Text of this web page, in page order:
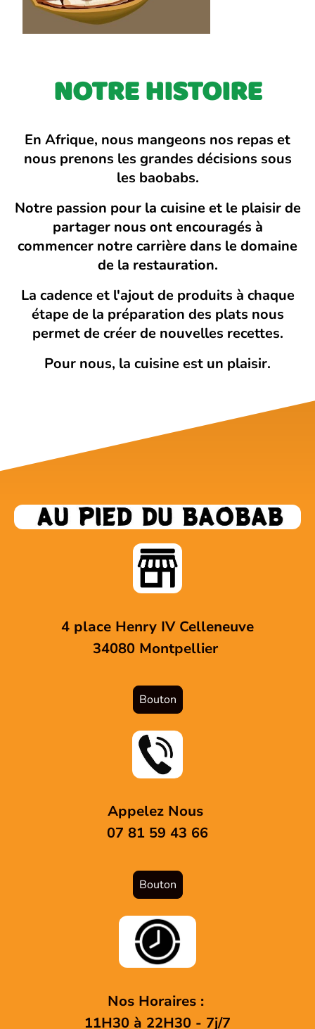
NOTRE HISTOIRE
En Afrique, nous mangeons nos repas et
nous prenons les grandes décisions sous
les baobabs.
Notre passion pour la cuisine et le plaisir de
partager nous ont encouragés à
commencer notre carrière dans le domaine
de la restauration.
La cadence et l'ajout de produits à chaque
étape de la préparation des plats nous
permet de créer de nouvelles recettes.
Pour nous, la cuisine est un plaisir.
4 place Henry IV Celleneuve
34080 Montpellier
Bouton
Appelez Nous
07 81 59 43 66
Bouton
Nos Horaires :
11H30 à 22H30 - 7j/7